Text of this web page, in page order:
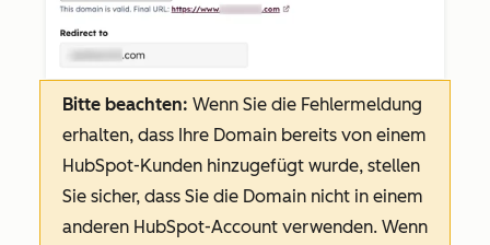
Bitte beachten: Wenn Sie die Fehlermeldung
erhalten, dass Ihre Domain bereits von einem
HubSpot-Kunden hinzugefügt wurde, stellen
Sie sicher, dass Sie die Domain nicht in einem
anderen HubSpot-Account verwenden. Wenn